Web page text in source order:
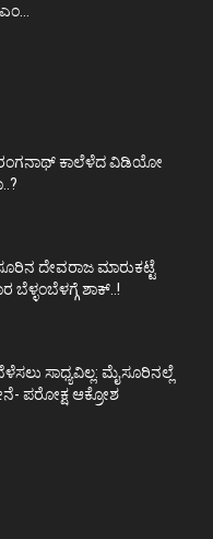
ಕಾಲೆಳೆದ ವಿಡಿಯೋ
ದೇವರಾಜ ಮಾರುಕಟ್ಟೆ
ಬೆಳ್ಳಂಬೆಳಗ್ಗೆ ಶಾಕ್..!
ಸಾಧ್ಯವಿಲ್ಲ: ಮೈಸೂರಿನಲ್ಲೆ
ಪರೋಕ್ಷ ಆಕ್ರೋಶ